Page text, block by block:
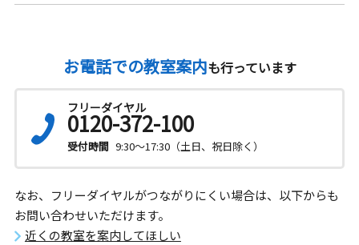
お電話での教室案内も行っています
フリーダイヤル
0120-372-100
受付時間 9:30～17:30（土日、祝日除く）
なお、フリーダイヤルがつながりにくい場合は、以下からも
お問い合わせいただけます。
近くの教室を案内してほしい